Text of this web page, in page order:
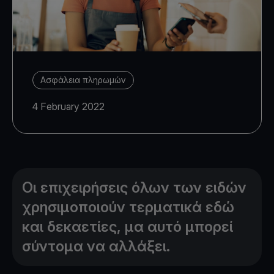
Ασφάλεια πληρωμών
4 February 2022
Οι επιχειρήσεις όλων των ειδών
χρησιμοποιούν τερματικά εδώ
και δεκαετίες, μα αυτό μπορεί
σύντομα να αλλάξει.